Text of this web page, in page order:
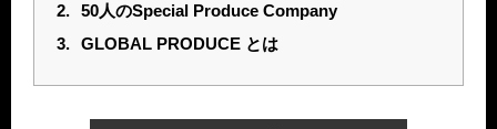
2. 50人のSpecial Produce Company
3. GLOBAL PRODUCE とは